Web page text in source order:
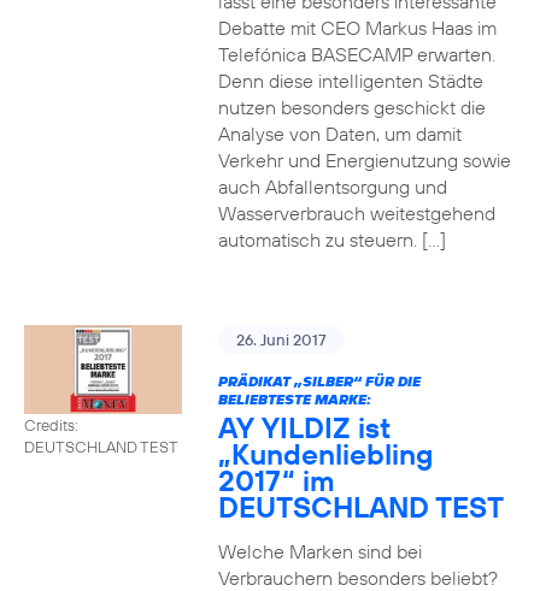
Debatte mit CEO Markus Haas im
Telefónica BASECAMP erwarten.
Denn diese intelligenten Städte
nutzen besonders geschickt die
Analyse von Daten, um damit
Verkehr und Energienutzung sowie
auch Abfallentsorgung und
Wasserverbrauch weitestgehend
automatisch zu steuern. […]
Credits:
DEUTSCHLAND TEST
26. Juni 2017
PRÄDIKAT „SILBER“ FÜR DIE
BELIEBTESTE MARKE:
AY YILDIZ ist
„Kundenliebling
2017“ im
DEUTSCHLAND TEST
Welche Marken sind bei
Verbrauchern besonders beliebt?